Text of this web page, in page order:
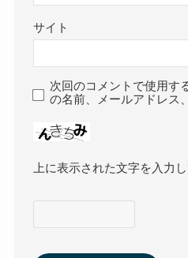
サイト
次回のコメントで使用す
の名前、メールアドレス
上に表示された文字を入力し